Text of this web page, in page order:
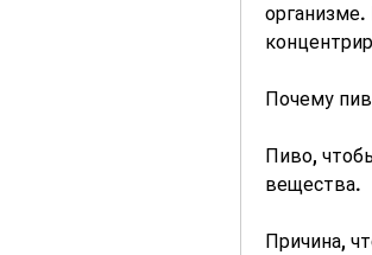
Почему
Пиво,
вещества.
Причина,